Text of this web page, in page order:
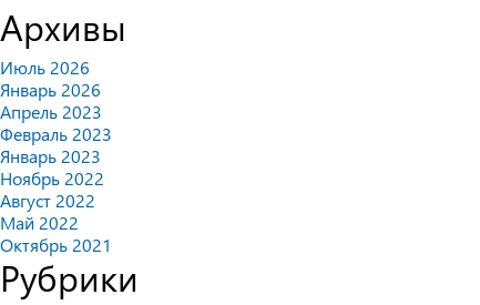
Архивы
Июль 2026
Январь 2026
Апрель 2023
Февраль 2023
Январь 2023
Ноябрь 2022
Август 2022
Май 2022
Октябрь 2021
Рубрики